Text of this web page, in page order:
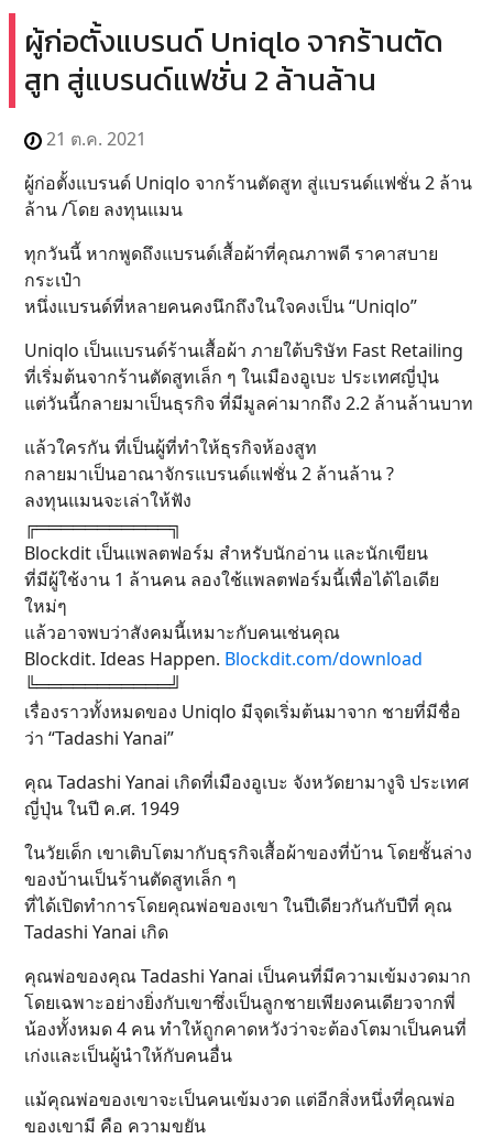
ผู้ก่อตั้งแบรนด์ Uniqlo จากร้านตัด
สูท สู่แบรนด์แฟชั่น 2 ล้านล้าน
21 ต.ค. 2021
ผู้ก่อตั้งแบรนด์ Uniqlo จากร้านตัดสูท สู่แบรนด์แฟชั่น 2 ล้าน
ล้าน /โดย ลงทุนแมน
ทุกวันนี้ หากพูดถึงแบรนด์เสื้อผ้าที่คุณภาพดี ราคาสบาย
กระเป๋า
หนึ่งแบรนด์ที่หลายคนคงนึกถึงในใจคงเป็น “Uniqlo”
Uniqlo เป็นแบรนด์ร้านเสื้อผ้า ภายใต้บริษัท Fast Retailing
ที่เริ่มต้นจากร้านตัดสูทเล็ก ๆ ในเมืองอูเบะ ประเทศญี่ปุ่น
แต่วันนี้กลายมาเป็นธุรกิจ ที่มีมูลค่ามากถึง 2.2 ล้านล้านบาท
แล้วใครกัน ที่เป็นผู้ที่ทำให้ธุรกิจห้องสูท
กลายมาเป็นอาณาจักรแบรนด์แฟชั่น 2 ล้านล้าน ?
ลงทุนแมนจะเล่าให้ฟัง
╔═══════════╗
Blockdit เป็นแพลตฟอร์ม สำหรับนักอ่าน และนักเขียน
ที่มีผู้ใช้งาน 1 ล้านคน ลองใช้แพลตฟอร์มนี้เพื่อได้ไอเดีย
ใหม่ๆ
แล้วอาจพบว่าสังคมนี้เหมาะกับคนเช่นคุณ
Blockdit. Ideas Happen. Blockdit.com/download
╚═══════════╝
เรื่องราวทั้งหมดของ Uniqlo มีจุดเริ่มต้นมาจาก ชายที่มีชื่อ
ว่า “Tadashi Yanai”
คุณ Tadashi Yanai เกิดที่เมืองอูเบะ จังหวัดยามางูจิ ประเทศ
ญี่ปุ่น ในปี ค.ศ. 1949
ในวัยเด็ก เขาเติบโตมากับธุรกิจเสื้อผ้าของที่บ้าน โดยชั้นล่าง
ของบ้านเป็นร้านตัดสูทเล็ก ๆ
ที่ได้เปิดทำการโดยคุณพ่อของเขา ในปีเดียวกันกับปีที่ คุณ
Tadashi Yanai เกิด
คุณพ่อของคุณ Tadashi Yanai เป็นคนที่มีความเข้มงวดมาก
โดยเฉพาะอย่างยิ่งกับเขาซึ่งเป็นลูกชายเพียงคนเดียวจากพี่
น้องทั้งหมด 4 คน ทำให้ถูกคาดหวังว่าจะต้องโตมาเป็นคนที่
เก่งและเป็นผู้นำให้กับคนอื่น
แม้คุณพ่อของเขาจะเป็นคนเข้มงวด แต่อีกสิ่งหนึ่งที่คุณพ่อ
ของเขามี คือ ความขยัน